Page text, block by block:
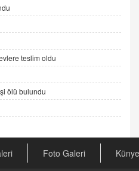
Dava Açmadan Önce
Şartı
Suriye
teslim oldu
ölü bulundu
Foto Galeri Künye